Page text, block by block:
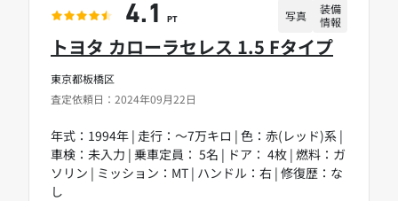
東京都板橋区
査定依頼日：2024年09月22日
トヨタ カローラセレス 1.5 Fタイプ
年式：1994年 | 走行：～7万キロ | 色：赤(レッド)系 |
車検：未入力 | 乗車定員： 5名 | ドア： 4枚 | 燃料：ガ
ソリン | ミッション：MT | ハンドル：右 | 修復歴：な
し
4.1 PT 写真
装備
情報